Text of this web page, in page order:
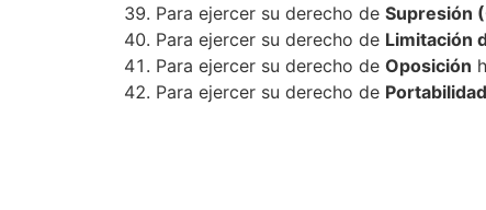
Para ejercer su derecho de Supresión
Para ejercer su derecho de Limitación
Para ejercer su derecho de Oposición
Para ejercer su derecho de Portabilidad